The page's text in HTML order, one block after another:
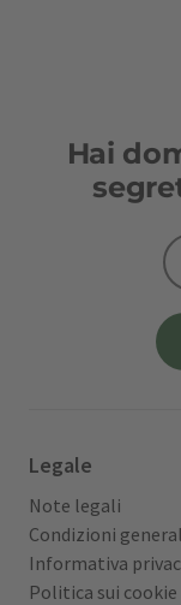
Hai
Legale
Note legali
Condizioni
Informativa
Politica sui cookie